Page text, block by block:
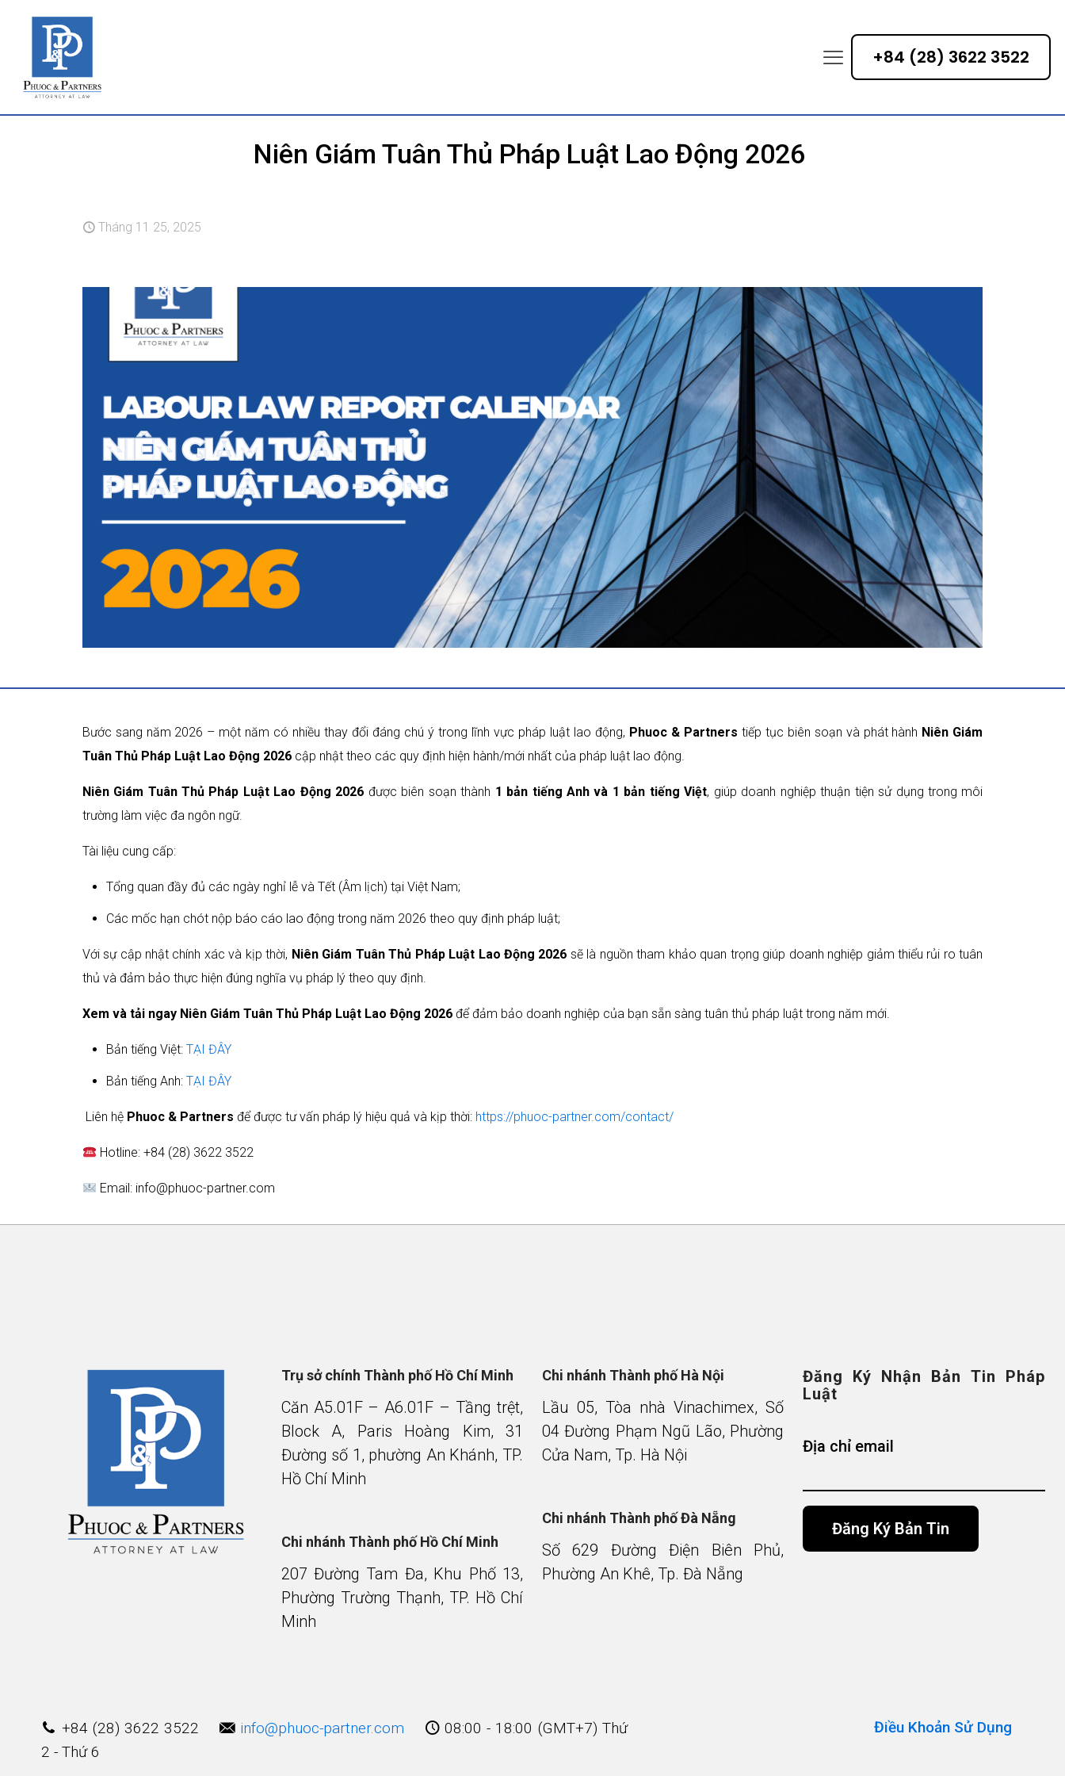
+84 (28) 3622 3522
Niên Giám Tuân Thủ Pháp Luật Lao Động 2026
Tháng 11 25, 2025
Bước sang năm 2026 – một năm có nhiều thay đổi đáng chú ý trong lĩnh vực pháp luật lao động, Phuoc & Partners tiếp tục biên soạn và phát hành Niên Giám
Tuân Thủ Pháp Luật Lao Động 2026cập nhật theo các quy định hiện hành/mới nhất của pháp luật lao động.
Niên Giám Tuân Thủ Pháp Luật Lao Động 2026 được biên soạn thành 1 bản tiếng Anh và 1 bản tiếng Việt, giúp doanh nghiệp thuận tiện sử dụng trong môi
trường làm việc đa ngôn ngữ.
Tài liệu cung cấp:
Tổng quan đầy đủ các ngày nghỉ lễ và Tết (Âm lịch) tại Việt Nam;
Các mốc hạn chót nộp báo cáo lao động trong năm 2026 theo quy định pháp luật;
Với sự cập nhật chính xác và kịp thời, Niên Giám Tuân Thủ Pháp Luật Lao Động 2026 sẽ là nguồn tham khảo quan trọng giúp doanh nghiệp giảm thiểu rủi ro tuân
thủ và đảm bảo thực hiện đúng nghĩa vụ pháp lý theo quy định.
Xem và tải ngay Niên Giám Tuân Thủ Pháp Luật Lao Động 2026để đảm bảo doanh nghiệp của bạn sẵn sàng tuân thủ pháp luật trong năm mới.
Bản tiếng Việt: TẠI ĐÂY
Bản tiếng Anh: TẠI ĐÂY
Liên hệ Phuoc & Partners để được tư vấn pháp lý hiệu quả và kịp thời: https://phuoc-partner.com/contact/
Hotline: +84 (28) 3622 3522
Email: info@phuoc-partner.com
Trụ sở chính Thành phố Hồ Chí Minh
Căn A5.01F – A6.01F – Tầng trệt,
Block A, Paris Hoàng Kim, 31
Đường số 1, phường An Khánh, TP.
Hồ Chí Minh
Chi nhánh Thành phố Hồ Chí Minh
207 Đường Tam Đa, Khu Phố 13,
Phường Trường Thạnh, TP. Hồ Chí
Minh
Chi nhánh Thành phố Hà Nội
Lầu 05, Tòa nhà Vinachimex, Số
04 Đường Phạm Ngũ Lão, Phường
Cửa Nam, Tp. Hà Nội
Chi nhánh Thành phố Đà Nẵng
Số 629 Đường Điện Biên Phủ,
Phường An Khê, Tp. Đà Nẵng
Đăng Ký Nhận Bản Tin Pháp
Luật
Địa chỉ email
+84 (28) 3622 3522 info@phuoc-partner.com
08:00 - 18:00 (GMT+7) Thứ
2 - Thứ 6
Điều Khoản Sử Dụng